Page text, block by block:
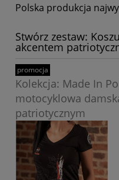
Polska produkcja
Stwórz zestaw:
akcentem
Kolekcja: Made In
motocyklowa
patriotycznym
promocja